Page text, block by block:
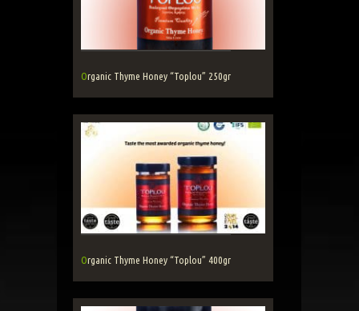
Organic Thyme Honey “Toplou” 250gr
Organic Thyme Honey “Toplou” 400gr